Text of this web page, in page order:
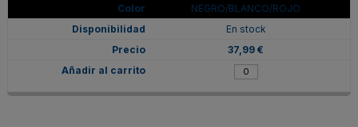
NEGRO/BLANCO/ROJO
En stock
37,99 €